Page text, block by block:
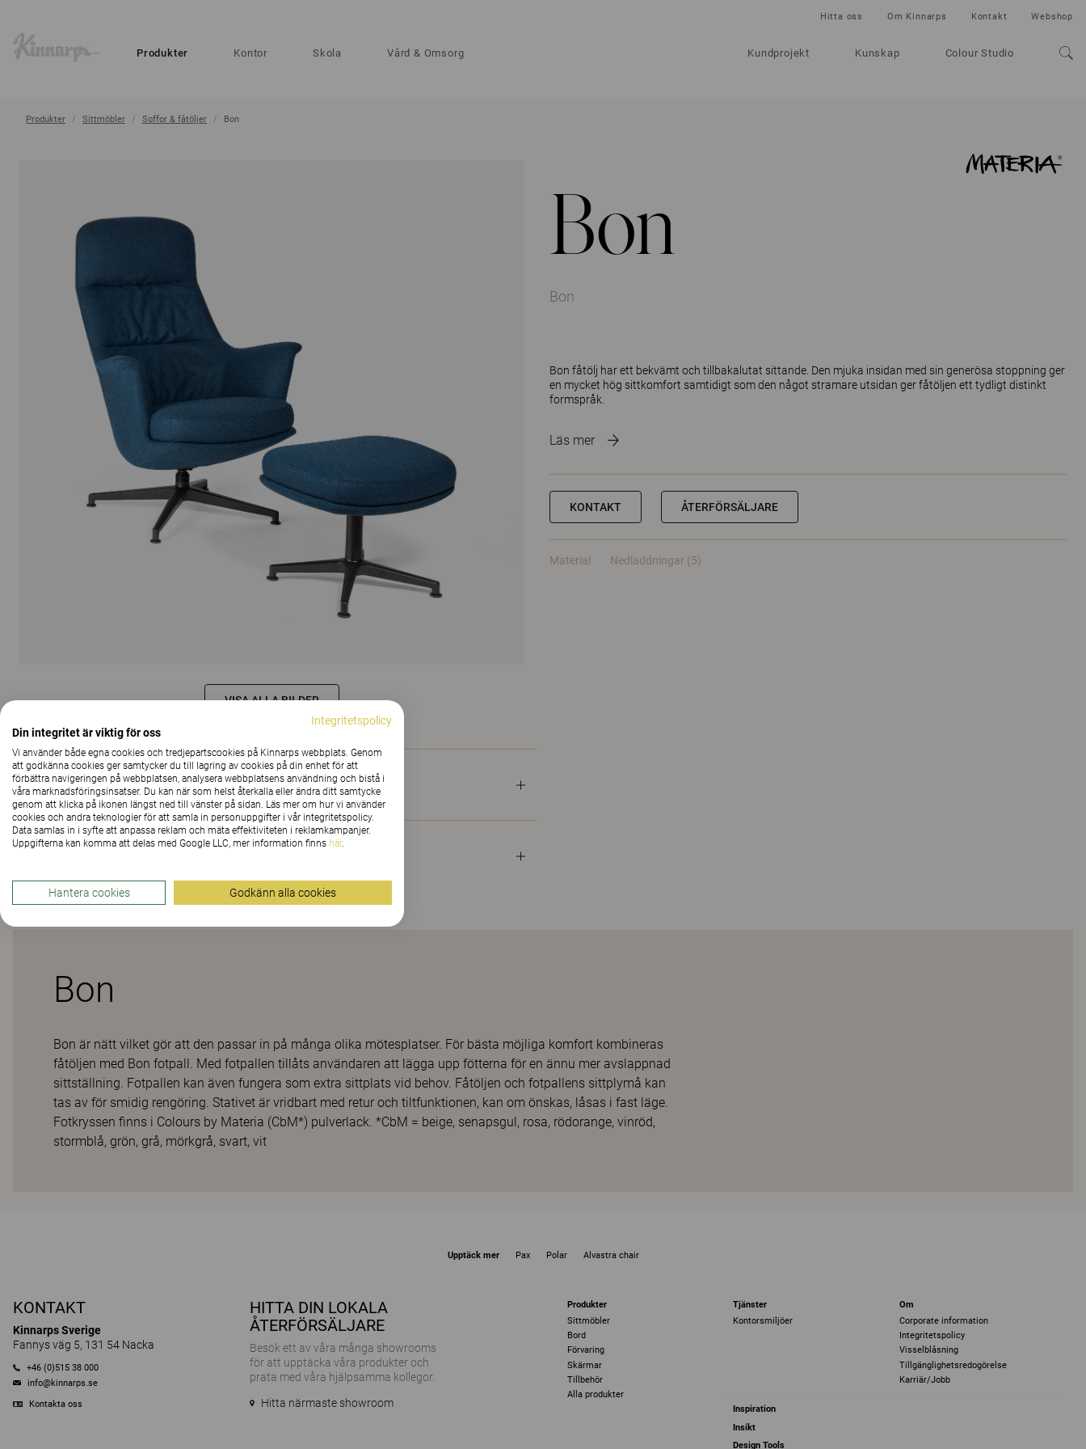
Produkter Kontor Skola Vård & Omsorg Kundprojekt Kunskap Colour Studio
Hitta oss Om Kinnarps Kontakt Webshop
Produkter Sittmöbler Soffor & fåtöljer Bon
Bon
Bon
Bon fåtölj har ett bekvämt och tillbakalutat sittande. Den mjuka insidan med sin generösa stoppning ger
en mycket hög sittkomfort samtidigt som den något stramare utsidan ger fåtöljen ett tydligt distinkt
formspråk.
Läs mer
KONTAKT ÅTERFÖRSÄLJARE
Material Nedladdningar (5)
VISA ALLA BILDER
Material
Nedladdningar (5)
Bon
Bon är nätt vilket gör att den passar in på många olika mötesplatser. För bästa möjliga komfort kombineras
fåtöljen med Bon fotpall. Med fotpallen tillåts användaren att lägga upp fötterna för en ännu mer avslappnad
sittställning. Fotpallen kan även fungera som extra sittplats vid behov. Fåtöljen och fotpallens sittplymå kan
tas av för smidig rengöring. Stativet är vridbart med retur och tiltfunktionen, kan om önskas, låsas i fast läge.
Fotkryssen finns i Colours by Materia (CbM*) pulverlack. *CbM = beige, senapsgul, rosa, rödorange, vinröd,
stormblå, grön, grå, mörkgrå, svart, vit
Upptäck mer Pax Polar Alvastra chair
KONTAKT
Kinnarps Sverige
Fannys väg 5, 131 54 Nacka
+46 (0)515 38 000
info@kinnarps.se
Kontakta oss
HITTA DIN LOKALA
ÅTERFÖRSÄLJARE
Besök ett av våra många showrooms
för att upptäcka våra produkter och
prata med våra hjälpsamma kollegor.
Hitta närmaste showroom
Produkter
Sittmöbler
Bord
Förvaring
Skärmar
Tillbehör
Alla produkter
Tjänster
Kontorsmiljöer
Om
Corporate information
Integritetspolicy
Visselblåsning
Tillgänglighetsredogörelse
Karriär/Jobb
Inspiration
Insikt
Design Tools
Integritetspolicy
Din integritet är viktig för oss
Vi använder både egna cookies och tredjepartscookies på Kinnarps webbplats. Genom
att godkänna cookies ger samtycker du till lagring av cookies på din enhet för att
förbättra navigeringen på webbplatsen, analysera webbplatsens användning och bistå i
våra marknadsföringsinsatser. Du kan när som helst återkalla eller ändra ditt samtycke
genom att klicka på ikonen längst ned till vänster på sidan. Läs mer om hur vi använder
cookies och andra teknologier för att samla in personuppgifter i vår integritetspolicy.
Data samlas in i syfte att anpassa reklam och mäta effektiviteten i reklamkampanjer.
Uppgifterna kan komma att delas med Google LLC, mer information finns här.
Hantera cookies Godkänn alla cookies